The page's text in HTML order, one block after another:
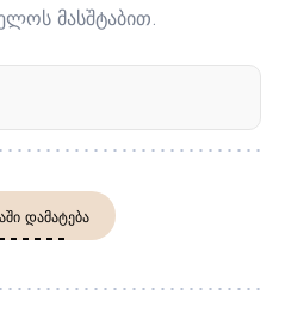
მასშტაბით.
ᲓᲐᲛᲐᲢᲔᲑᲐ